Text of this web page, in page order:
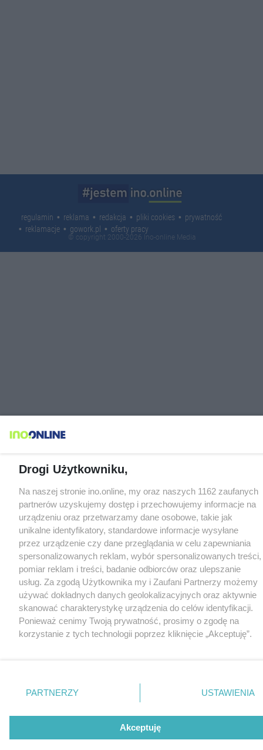
regulamin reklama redakcja pliki cookies
prywatność
reklamacje
gowork.pl oferty pracy
© copyright 2000-2026 Ino-online Media
Drogi Użytkowniku,
Na naszej stronie ino.online, my oraz naszych 1162 zaufanych
partnerów uzyskujemy dostęp i przechowujemy informacje na
urządzeniu oraz przetwarzamy dane osobowe, takie jak
unikalne identyfikatory, standardowe informacje wysyłane
przez urządzenie czy dane przeglądania w celu zapewniania
spersonalizowanych reklam, wybór spersonalizowanych treści,
pomiar reklam i treści, badanie odbiorców oraz ulepszanie
usług. Za zgodą Użytkownika my i Zaufani Partnerzy możemy
używać dokładnych danych geolokalizacyjnych oraz aktywnie
skanować charakterystykę urządzenia do celów identyfikacji.
Ponieważ cenimy Twoją prywatność, prosimy o zgodę na
korzystanie z tych technologii poprzez kliknięcie „Akceptuję”.
nie wymagają zgody użytkownika, ale masz prawo sprzeciwić
się takiemu przetwarzaniu. Preferencje będą miały
Zapoznaj się z poniższymi informacjami, abyś mógł świadomie
PARTNERZY USTAWIENIA
Akceptuję